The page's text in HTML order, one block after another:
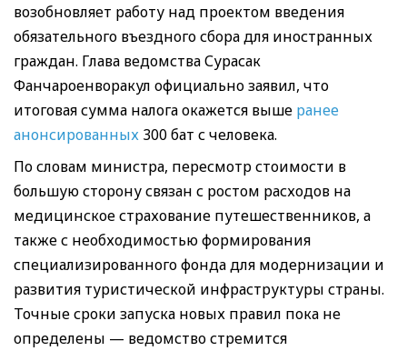
возобновляет работу над проектом введения
обязательного въездного сбора для иностранных
граждан. Глава ведомства Сурасак
Фанчароенворакул официально заявил, что
итоговая сумма налога окажется выше ранее
анонсированных 300 бат с человека.
По словам министра, пересмотр стоимости в
большую сторону связан с ростом расходов на
медицинское страхование путешественников, а
также с необходимостью формирования
специализированного фонда для модернизации и
развития туристической инфраструктуры страны.
Точные сроки запуска новых правил пока не
определены — ведомство стремится